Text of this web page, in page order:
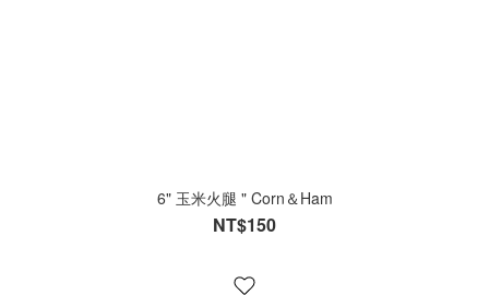
6" 玉米火腿 " Corn＆Ham
NT$150